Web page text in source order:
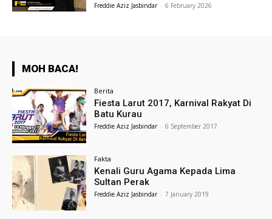
Freddie Aziz Jasbindar - 6 February 2026
MOH BACA!
Berita
Fiesta Larut 2017, Karnival Rakyat Di
Batu Kurau
Freddie Aziz Jasbindar - 6 September 2017
Fakta
Kenali Guru Agama Kepada Lima
Sultan Perak
Freddie Aziz Jasbindar - 7 January 2019